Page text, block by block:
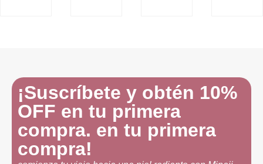
¡Suscríbete y obtén 10%
OFF en tu primera
compra. en tu primera
compra!